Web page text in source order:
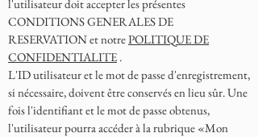
l'utilisateur doit accepter les présentes
CONDITIONS GENERALES DE
RESERVATION et notrePOLITIQUE DE
CONFIDENTIALITE .
L'ID utilisateur et le mot de passe d'enregistrement,
si nécessaire, doivent être conservés en lieu sûr. Une
fois l'identifiant et le mot de passe obtenus,
l'utilisateur pourra accéder à la rubrique «Mon